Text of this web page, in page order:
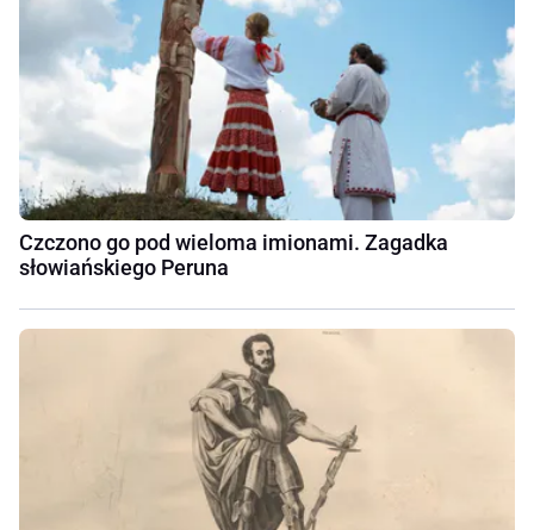
Czczono go pod wieloma imionami. Zagadka
słowiańskiego Peruna